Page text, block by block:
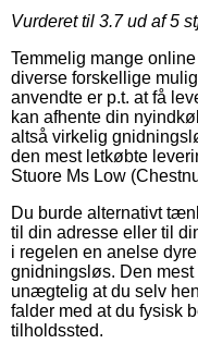
Vurderet til 3.7ud af 5
Temmelig mange
diverse forskellige
anvendte er p.t. at få
kan afhente din
altså virkelig
den mest letkøbte
Stuore Ms Low
Du burde alternativt
til din adresse eller til
i regelen en anelse
gnidningsløs. Den
unægtelig at du selv
falder med at du fysisk
tilholdssted.